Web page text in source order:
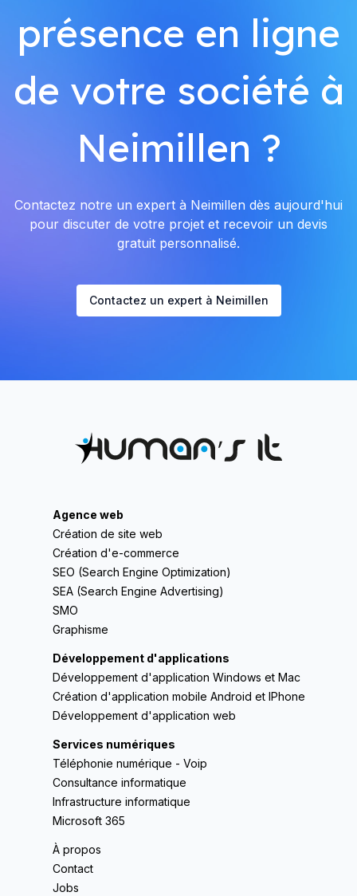
présence en ligne
de votre société à
Neimillen ?
Contactez notre un expert à Neimillen dès aujourd'hui
pour discuter de votre projet et recevoir un devis
gratuit personnalisé.
Contactez un expert à Neimillen
Agence web
Création de site web
Création d'e-commerce
SEO (Search Engine Optimization)
SEA (Search Engine Advertising)
SMO
Graphisme
Développement d'applications
Développement d'application Windows et Mac
Création d'application mobile Android et IPhone
Développement d'application web
Services numériques
Téléphonie numérique - Voip
Consultance informatique
Infrastructure informatique
Microsoft 365
À propos
Contact
Jobs